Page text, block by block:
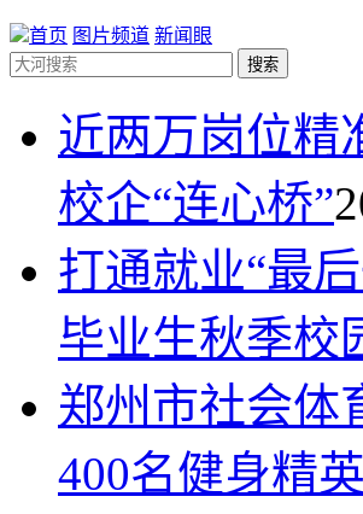
首页 图片频道 新闻眼
搜索
近两万岗位精
校企“连心桥”
打通就业“最
毕业生秋季校
郑州市社会体
400名健身精